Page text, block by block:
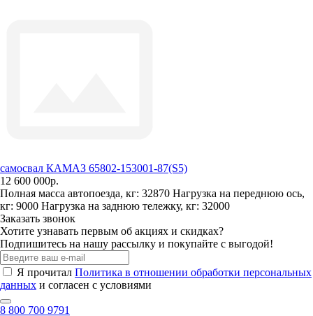
самосвал КАМАЗ 65802-153001-87(S5)
12 600 000р.
Полная масса автопоезда, кг: 32870 Нагрузка на переднюю ось,
кг: 9000 Нагрузка на заднюю тележку, кг: 32000
Заказать звонок
Хотите узнавать первым об акциях и скидках?
Подпишитесь на нашу рассылку и покупайте с выгодой!
Я прочитал Политика в отношении обработки персональных
данных и согласен с условиями
8 800 700 9791